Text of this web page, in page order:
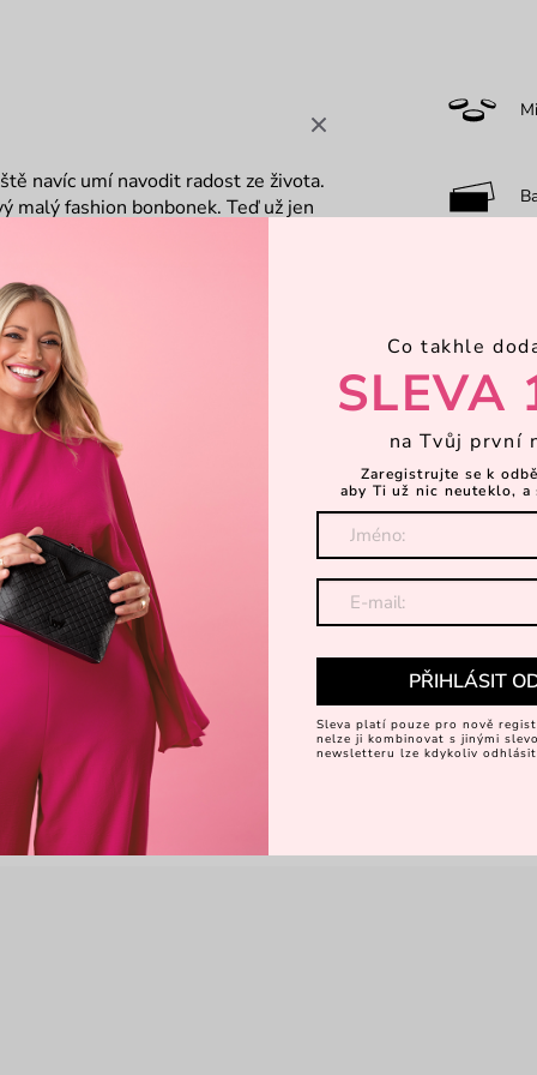
navíc umí navodit radost ze života.
malý fashion bonbonek. Teď už jen
Co takhle
SLEVA
na Tvůj první
Zaregistrujte se k
aby Ti už nic neuteklo, a
PŘIHLÁSIT
Sleva platí pouze pro nově
nelze ji kombinovat s jinými
newsletteru lze kdykoliv